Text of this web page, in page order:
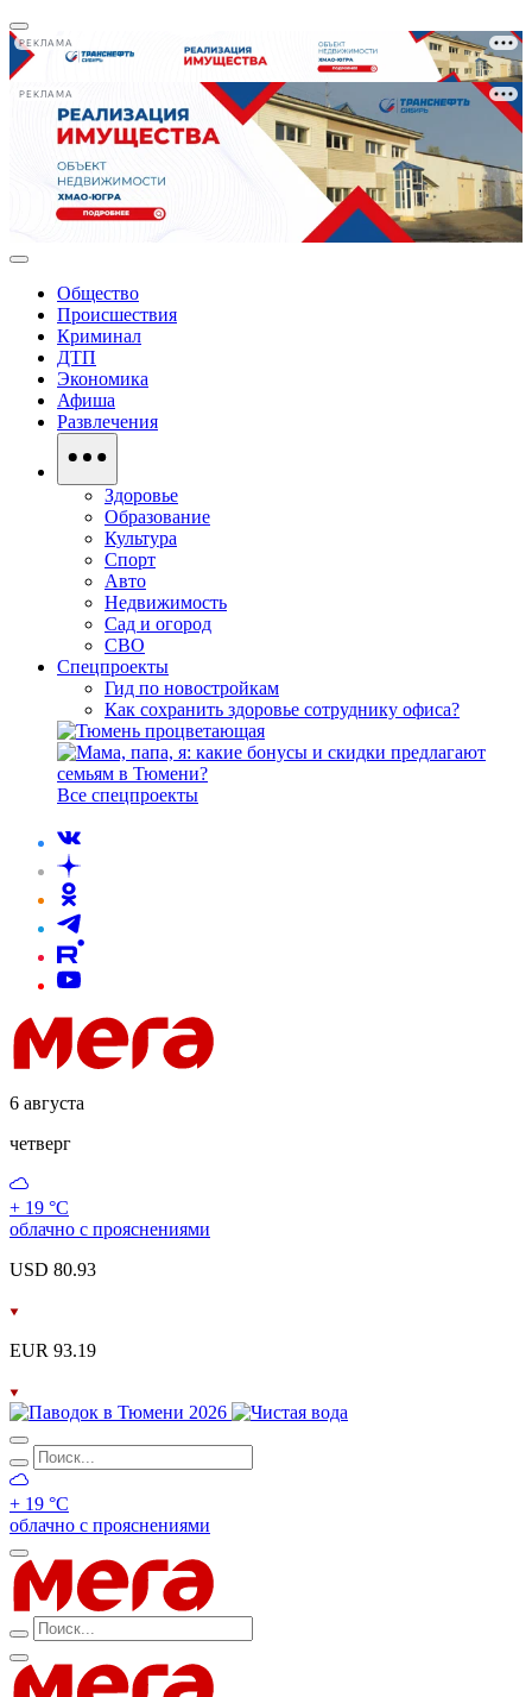
РЕКЛАМА
РЕКЛАМА
Общество
Происшествия
Криминал
ДТП
Экономика
Афиша
Развлечения
Здоровье
Образование
Культура
Спорт
Авто
Недвижимость
Сад и огород
СВО
Спецпроекты
Гид по новостройкам
Как сохранить здоровье сотруднику офиса?
Все спецпроекты
6 августа
четверг
+ 19 °С
облачно с прояснениями
USD 80.93
EUR 93.19
+ 19 °С
облачно с прояснениями